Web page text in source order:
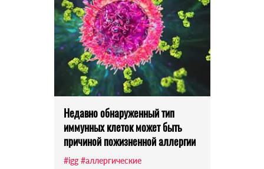
Недавно обнаруженный тип
иммунных клеток может быть
причиной пожизненной аллергии
#igg #аллергические